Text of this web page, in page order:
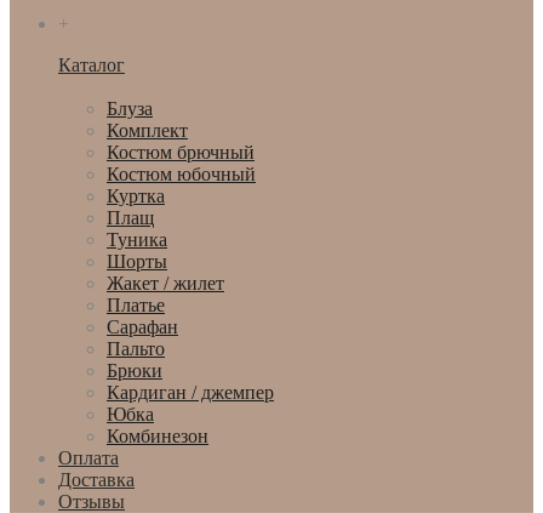
+
Каталог
Блуза
Комплект
Костюм брючный
Костюм юбочный
Куртка
Плащ
Туника
Шорты
Жакет / жилет
Платье
Сарафан
Пальто
Брюки
Кардиган / джемпер
Юбка
Комбинезон
Оплата
Доставка
Отзывы